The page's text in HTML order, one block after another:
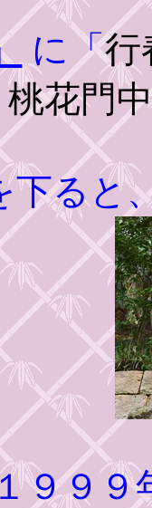
に「
桃花門
下ると
９９９